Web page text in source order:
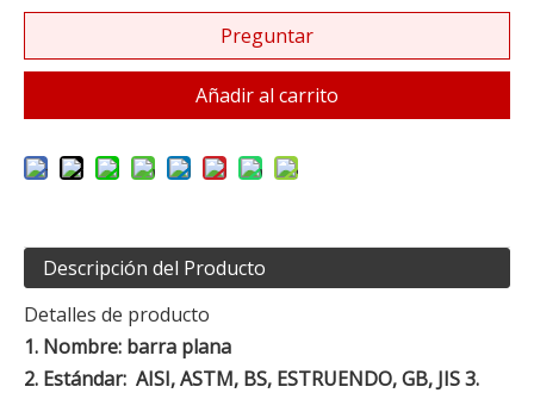
Preguntar
Añadir al carrito
Descripción del Producto
Detalles de producto
1. Nombre: barra plana
2. Estándar: AISI, ASTM, BS, ESTRUENDO, GB, JIS3.